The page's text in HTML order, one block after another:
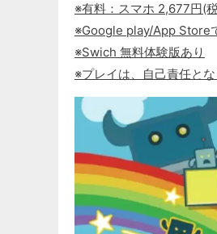
※有料：スマホ 2,677円(
※Google play/App Store
※Swich 無料体験版あり
※プレイは、自己責任と